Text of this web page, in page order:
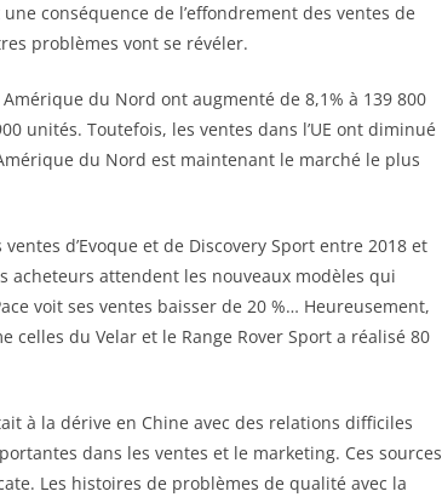
conséquence de l’effondrement des ventes de
problèmes vont se révéler.
du Nord ont augmenté de 8,1% à 139 800
unités. Toutefois, les ventes dans l’UE ont diminué
du Nord est maintenant le marché le plus
d’Evoque et de Discovery Sport entre 2018 et
acheteurs attendent les nouveaux modèles qui
voit ses ventes baisser de 20 %… Heureusement,
celles du Velar et le Range Rover Sport a réalisé 80
à la dérive en Chine avec des relations difficiles
dans les ventes et le marketing. Ces sources
Les histoires de problèmes de qualité avec la